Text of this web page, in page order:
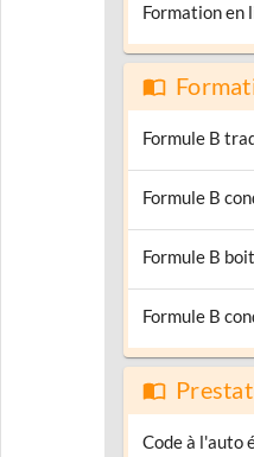
Formation en
Formule B
Formule B
Formule B
Formule B
Code à l'auto